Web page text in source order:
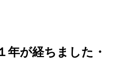
年が経ちました・